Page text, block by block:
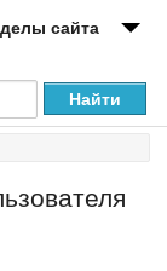
сайта